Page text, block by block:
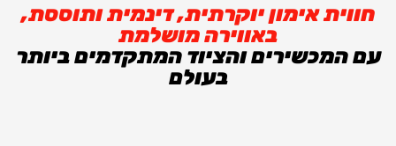
חווית אימון יוקרתית, דינמית ותוססת,
באווירה מושלמת
עם המכשירים והציוד המתקדמים ביותר
בעולם